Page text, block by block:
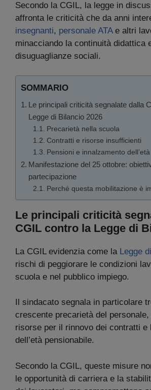
Secondo la CGIL, la legge in
affronta le criticità che da anni
insegnanti, personale ATAe altri
minacciando la continuità didattica
disuguaglianze sociali.
SOMMARIO
Le principali criticità segnalate dalla
Legge di Bilancio 2026
Precarietà nella scuola
Contratti e risorse insufficienti
Pensioni e innalzamento dell’età
Manifestazione del 25 ottobre:
partecipazione
Perché questa mobilitazione è
Le principali criticità
CGIL contro la Legge di
La CGIL evidenzia come la Legge
rischi di peggiorare le condizioni
scuola e nel pubblico impiego.
Il sindacato segnala in particolare
crescente precarietà del
risorse per il rinnovo dei contratti e
dell’età pensionabile.
Secondo la CGIL, queste misure
le opportunità di carriera e la